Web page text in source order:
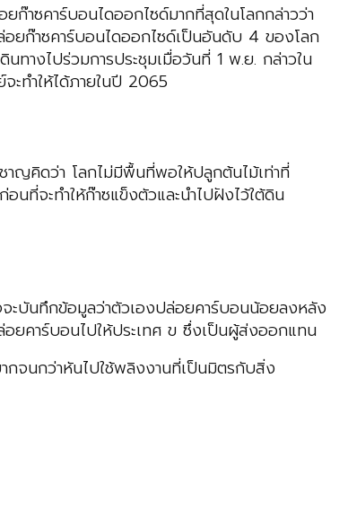
าซคาร์บอนไดออกไซด์มากที่สุดในโลกกล่าวว่า
อยก๊าซคาร์บอนไดออกไซด์เป็นอันดับ 4 ของโลก
ทางไปร่วมการประชุมเมื่อวันที่ 1 พ.ย. กล่าวใน
ะทำให้ได้ภายในปี 2065
าญคิดว่า โลกไม่มีพื้นที่พอให้ปลูกต้นไม้เท่าที่
ที่จะทำให้ก๊าซแข็งตัวและนำไปฝังไว้ใต้ดิน
ะบันทึกข้อมูลว่าตัวเองปล่อยคาร์บอนน้อยลงหลัง
ยคาร์บอนไปให้ประเทศ ข ซึ่งเป็นผู้ส่งออกแทน
กจนกว่าหันไปใช้พลิงงานที่เป็นมิตรกับสิ่ง